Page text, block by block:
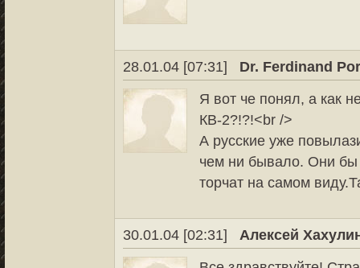
28.01.04 [07:31]
Dr. Ferdinand
Я вот че понял, а как
КВ-2?!?!<br />
А русские уже
чем ни бывало. Они бы
торчат на самом
30.01.04 [02:31]
Алексей